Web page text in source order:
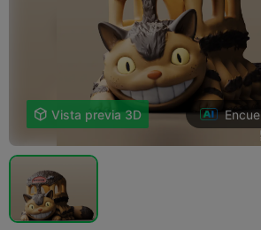
 Vista previa 3D